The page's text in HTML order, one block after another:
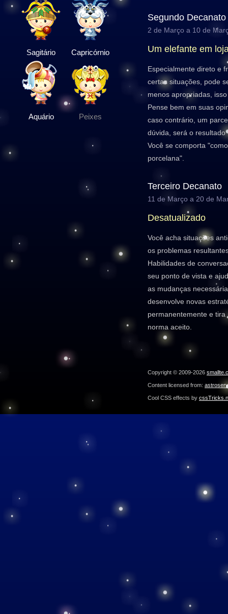
Sagitário Capricórnio
Aquário Peixes
Segundo Decanato
2 de Março a 10 de
Um elefante em
Especialmente direto e
certas situações, pode
menos apropriadas,
Pense bem em suas
caso contrário, um
dúvida, será o
Você se comporta
porcelana".
Terceiro Decanato
11 de Março a 20 de
Desatualizado
Você acha situações
os problemas
Habilidades de
seu ponto de vista e
as mudanças
desenvolve novas
permanentemente e
norma aceito.
Copyright © 2009-2026
Content licensed from:
Cool CSS effects by